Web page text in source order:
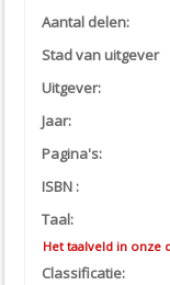
Aantal delen:
Stad van uitgever
Uitgever:
Jaar:
Pagina's:
ISBN :
Taal:
Het taalveld in onze
Classificatie: